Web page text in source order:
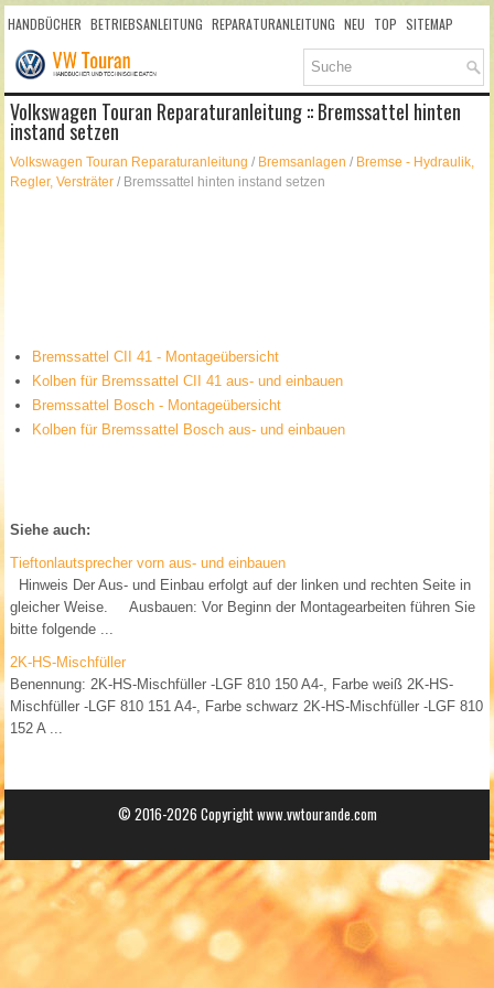
HANDBÜCHER BETRIEBSANLEITUNG REPARATURANLEITUNG NEU TOP SITEMAP
SUCHLAUF
Volkswagen Touran Reparaturanleitung :: Bremssattel hinten
instand setzen
Volkswagen Touran Reparaturanleitung / Bremsanlagen / Bremse - Hydraulik,
Regler, Versträter / Bremssattel hinten instand setzen
Bremssattel CII 41 - Montageübersicht
Kolben für Bremssattel CII 41 aus- und einbauen
Bremssattel Bosch - Montageübersicht
Kolben für Bremssattel Bosch aus- und einbauen
Siehe auch:
Tieftonlautsprecher vorn aus- und einbauen
Hinweis Der Aus- und Einbau erfolgt auf der linken und rechten Seite in
gleicher Weise. Ausbauen: Vor Beginn der Montagearbeiten führen Sie
bitte folgende ...
2K-HS-Mischfüller
Benennung: 2K-HS-Mischfüller -LGF 810 150 A4-, Farbe weiß 2K-HS-
Mischfüller -LGF 810 151 A4-, Farbe schwarz 2K-HS-Mischfüller -LGF 810
152 A ...
© 2016-2026 Copyright www.vwtourande.com